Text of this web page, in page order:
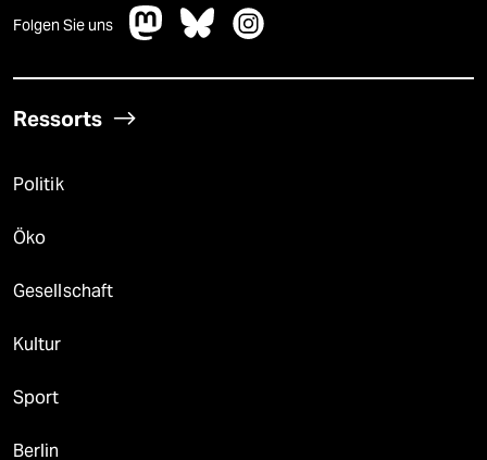
Folgen Sie uns
Ressorts
Politik
Öko
Gesellschaft
Kultur
Sport
Berlin